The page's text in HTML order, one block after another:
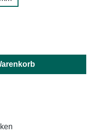
Wert ein